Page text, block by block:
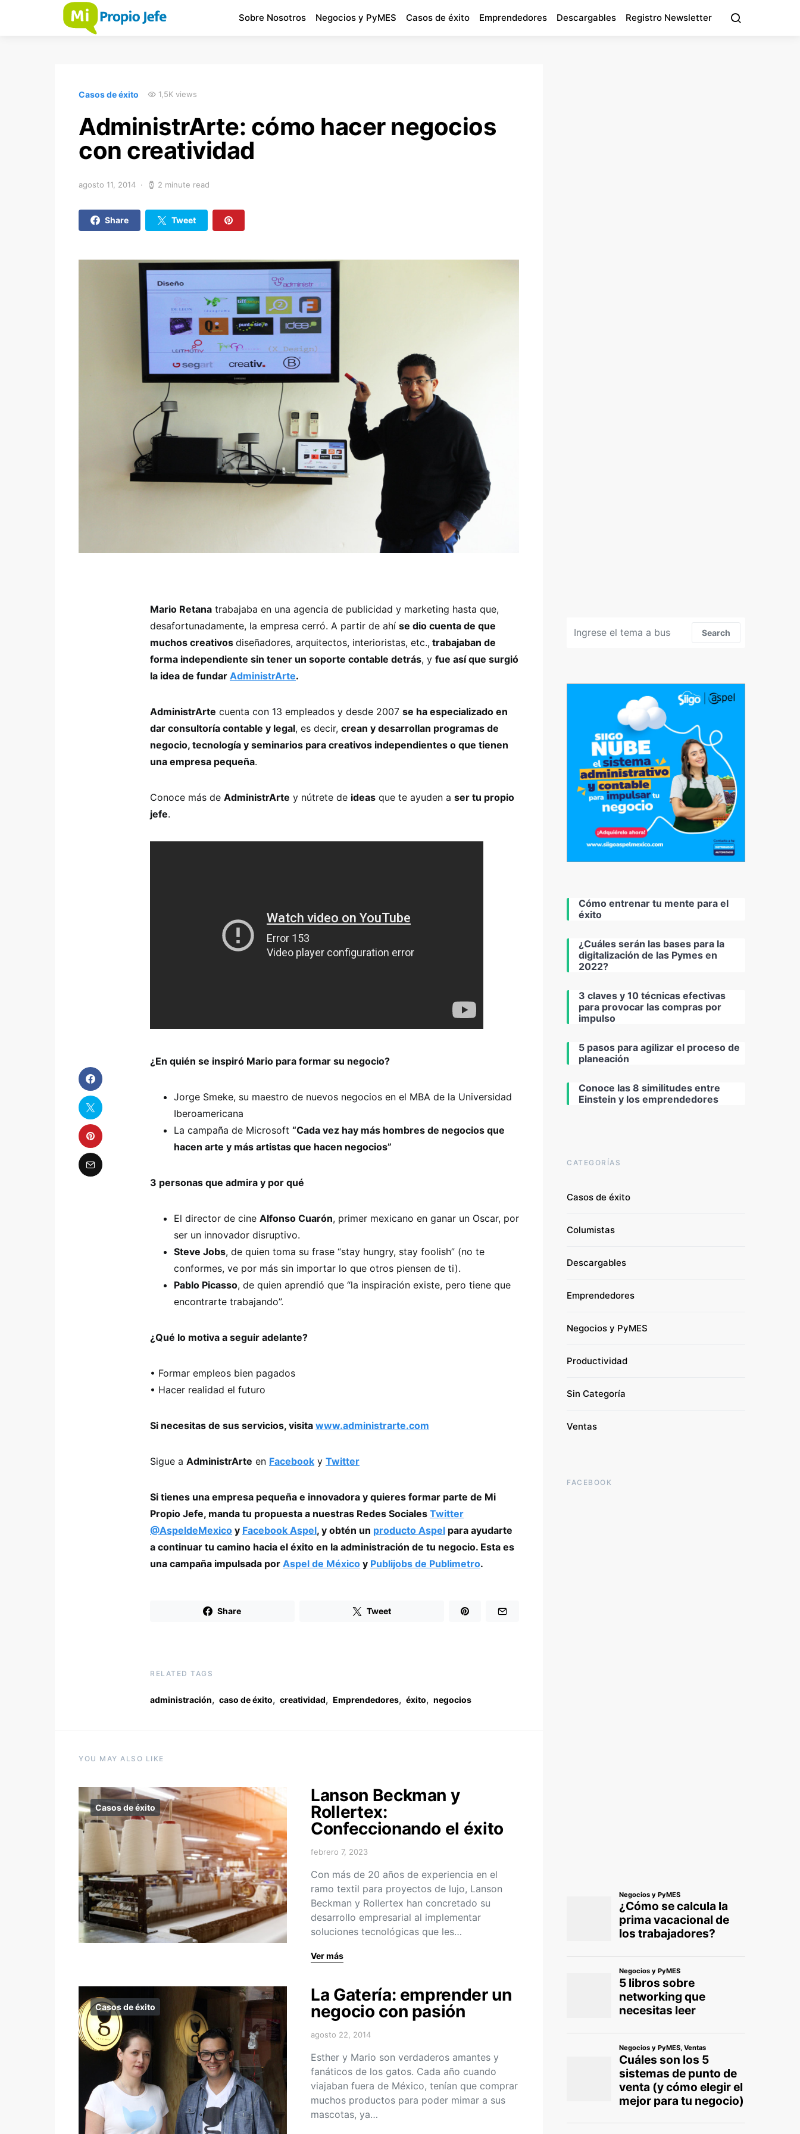
Sobre Nosotros Negocios y PyMES Casos de éxito Emprendedores Descargables Registro Newsletter
Casos de éxito 1,5K views
AdministrArte: cómo hacer negocios
con creatividad
agosto 11, 2014 2 minute read
Share Tweet
Mario Retana trabajaba en una agencia de publicidad y marketing hasta que,
desafortunadamente, la empresa cerró. A partir de ahí se dio cuenta de que
muchos creativos diseñadores, arquitectos, interioristas, etc., trabajaban de
forma independiente sin tener un soporte contable detrás, y fue así que surgió
la idea de fundar AdministrArte.
AdministrArte cuenta con 13 empleados y desde 2007 se ha especializado en
dar consultoría contable y legal, es decir, crean y desarrollan programas de
negocio, tecnología y seminarios para creativos independientes o que tienen
una empresa pequeña.
Conoce más de AdministrArte y nútrete de ideas que te ayuden a ser tu propio
jefe.
¿En quién se inspiró Mario para formar su negocio?
Jorge Smeke, su maestro de nuevos negocios en el MBA de la Universidad
Iberoamericana
La campaña de Microsoft “Cada vez hay más hombres de negocios que
hacen arte y más artistas que hacen negocios”
3 personas que admira y por qué
El director de cine Alfonso Cuarón, primer mexicano en ganar un Oscar, por
ser un innovador disruptivo.
Steve Jobs, de quien toma su frase “stay hungry, stay foolish” (no te
conformes, ve por más sin importar lo que otros piensen de ti).
Pablo Picasso, de quien aprendió que “la inspiración existe, pero tiene que
encontrarte trabajando”.
¿Qué lo motiva a seguir adelante?
• Formar empleos bien pagados
• Hacer realidad el futuro
Si necesitas de sus servicios, visita www.administrarte.com
Sigue a AdministrArte en Facebook y Twitter
Si tienes una empresa pequeña e innovadora y quieres formar parte de Mi
Propio Jefe, manda tu propuesta a nuestras Redes Sociales Twitter
@AspeldeMexico y Facebook Aspel, y obtén un producto Aspel para ayudarte
a continuar tu camino hacia el éxito en la administración de tu negocio. Esta es
una campaña impulsada por Aspel de México y Publijobs de Publimetro.
Share Tweet
RELATED TAGS
administración, caso de éxito, creatividad, Emprendedores, éxito, negocios
YOU MAY ALSO LIKE
Casos de éxito
Lanson Beckman y
Rollertex:
Confeccionando el éxito
febrero 7, 2023
Con más de 20 años de experiencia en el
ramo textil para proyectos de lujo, Lanson
Beckman y Rollertex han concretado su
desarrollo empresarial al implementar
soluciones tecnológicas que les…
Ver más
Casos de éxito
La Gatería: emprender un
negocio con pasión
agosto 22, 2014
Esther y Mario son verdaderos amantes y
fanáticos de los gatos. Cada año cuando
viajaban fuera de México, tenían que comprar
muchos productos para poder mimar a sus
mascotas, ya…
Search
Cómo entrenar tu mente para el
éxito
¿Cuáles serán las bases para la
digitalización de las Pymes en
2022?
3 claves y 10 técnicas efectivas
para provocar las compras por
impulso
5 pasos para agilizar el proceso de
planeación
Conoce las 8 similitudes entre
Einstein y los emprendedores
CATEGORÍAS
Casos de éxito
Columistas
Descargables
Emprendedores
Negocios y PyMES
Productividad
Sin Categoría
Ventas
FACEBOOK